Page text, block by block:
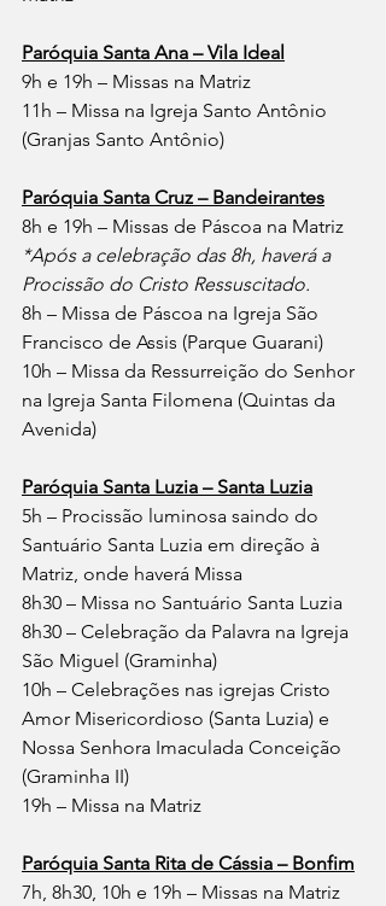
Paróquia Santa Ana – Vila Ideal
9h e 19h – Missas na Matriz
11h – Missa na Igreja Santo Antônio
(Granjas Santo Antônio)
Paróquia Santa Cruz – Bandeirantes
8h e 19h – Missas de Páscoa na Matriz
*Após a celebração das 8h, haverá a
Procissão do Cristo Ressuscitado.
8h – Missa de Páscoa na Igreja São
Francisco de Assis (Parque Guarani)
10h – Missa da Ressurreição do Senhor
na Igreja Santa Filomena (Quintas da
Avenida)
Paróquia Santa Luzia – Santa Luzia
5h – Procissão luminosa saindo do
Santuário Santa Luzia em direção à
Matriz, onde haverá Missa
8h30 – Missa no Santuário Santa Luzia
8h30 – Celebração da Palavra na Igreja
São Miguel (Graminha)
10h – Celebrações nas igrejas Cristo
Amor Misericordioso (Santa Luzia) e
Nossa Senhora Imaculada Conceição
(Graminha II)
19h – Missa na Matriz
Paróquia Santa Rita de Cássia – Bonfim
7h, 8h30, 10h e 19h – Missas na Matriz